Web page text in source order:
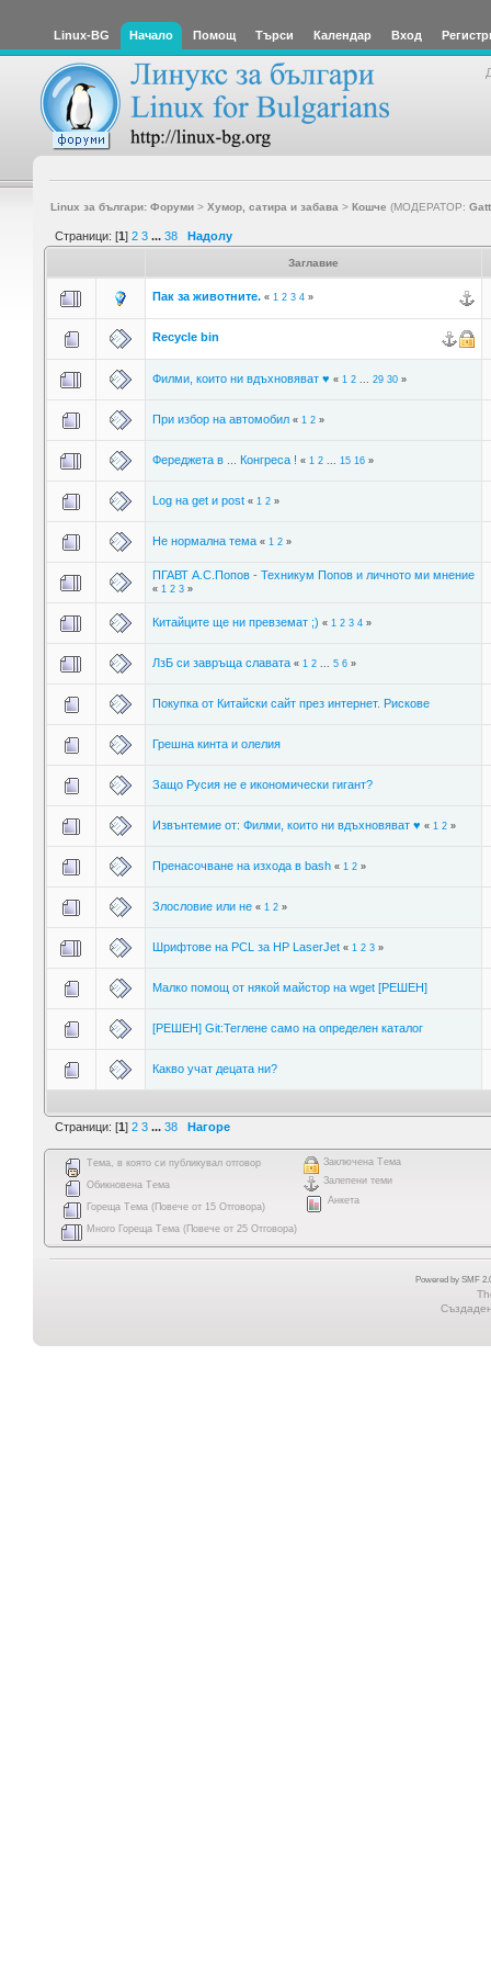
Linux-BG Начало Помощ Търси Календар Вход
Linux за българи: Форуми> Хумор, сатира и забава > Кошче (МОДЕРАТОР:
Страници: [1] 2 3 ... 38 Надолу
Заглавие
Пак за животните. « 1 2 3 4»
Recycle bin
Филми, които ни вдъхновяват ♥ « 1 2... 29 30»
При избор на автомобил « 1 2»
Фереджета в ... Конгреса ! « 1 2... 15 16»
Log на get и post « 1 2»
Не нормална тема « 1 2»
ПГАВТ А.С.Попов - Техникум Попов и личното ми мнение
« 1 2 3»
Китайците ще ни превземат ;) « 1 2 3 4»
ЛзБ си завръща славата « 1 2... 5 6»
Покупка от Китайски сайт през интернет. Рискове
Грешна кинта и олелия
Защо Русия не е икономически гигант?
Извънтемие от: Филми, които ни вдъхновяват ♥ « 1 2»
Пренасочване на изхода в bash « 1 2»
Злословие или не « 1 2»
Шрифтове на PCL за HP LaserJet « 1 2 3»
Малко помощ от някой майстор на wget [РЕШЕН]
[РЕШЕН] Git:Теглене само на определен каталог
Какво учат децата ни?
Страници: [1] 2 3 ... 38 Нагоре
Тема, в която си публикувал отговор
Обикновена Тема
Гореща Тема (Повече от 15 Отговора)
Много Гореща Тема (Повече от 25 Отговора)
Заключена Тема
Залепени теми
Анкета
Powered by SMF